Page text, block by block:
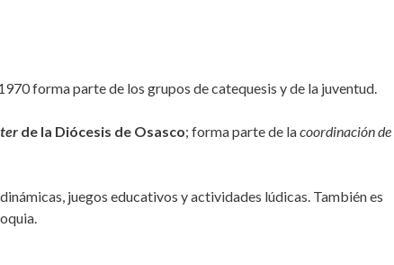
forma parte de los grupos de catequesis y de la juventud.
de la Diócesis de Osasco; forma parte de lacoordinación de
juegos educativos y actividades lúdicas. También es